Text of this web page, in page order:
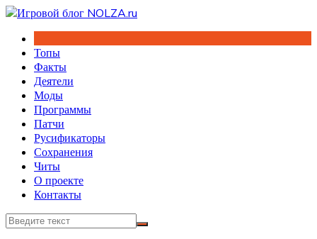
Перейти
содержимому
Топы
Факты
Деятели
Моды
Программы
Патчи
Русификаторы
Сохранения
Читы
О проекте
Контакты